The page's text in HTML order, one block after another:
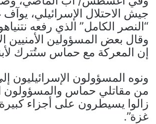
جيش الاحتلال الإسرائيلي، يوآف
“النصر الكامل” الذي رفعه
وقال بعض المسؤولين الأمنيين
إن المعركة مع حماس ستُترك
ونوه المسؤولون الإسرائيليون
من مقاتلي حماس والمسؤولون
زالوا يسيطرون على أجزاء
غزة”.